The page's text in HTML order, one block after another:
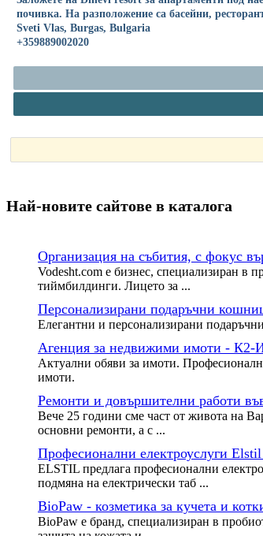
почивка. На разположение са басейни,
Sveti Vlas, Burgas, Bulgaria
+359889002020
Най-новите сайтoве в каталога
Организация на събития, с фокус
Vodesht.com е бизнес, специализиран в
тиймбилдинги. Лицето за ...
Персонализирани подаръчни
Елегантни и персонализирани
Агенция за недвижими имоти - К2-
Актуални обяви за имоти.
имоти.
Ремонти и довършителни работи
Вече 25 години сме част от живота на
основни ремонти, а с ...
Професионални електроуслуги
ELSTIL предлага професионални
подмяна на електрически таб ...
BioPaw - козметика за кучета и
BioPaw е бранд, специализиран в